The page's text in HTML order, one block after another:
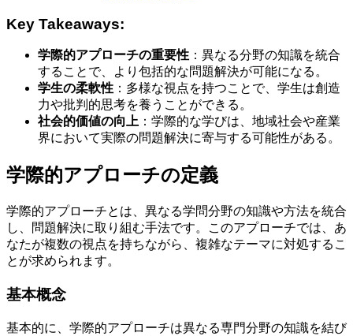
Key Takeaways:
学際的アプローチの重要性 ：異なる分野の知識を統合
することで、より包括的な問題解決が可能になる。
学生の柔軟性 ：多様な視点を持つことで、学生は創造
力や批判的思考を養うことができる。
社会的価値の向上 ：学際的な学びは、地域社会や産業
界において実際の問題解決に寄与する可能性がある。
学際的アプローチの定義
学際的アプローチとは、異なる学問分野の知識や方法を統合
し、問題解決に取り組む手法です。このアプローチでは、あ
なたが複数の視点を持ちながら、複雑なテーマに対処するこ
とが求められます。
基本概念
基本的に、学際的アプローチは異なる専門分野の知識を結び